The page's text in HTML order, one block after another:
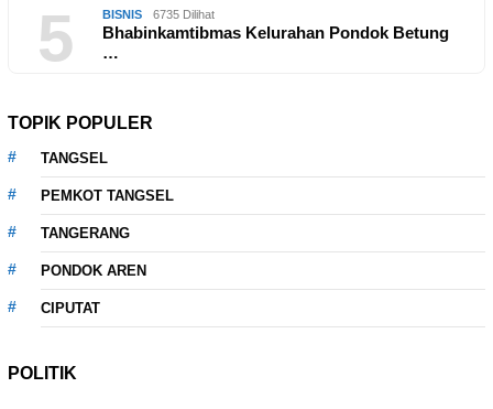
5 BISNIS 6735 Dilihat
Bhabinkamtibmas Kelurahan Pondok Betung
…
TOPIK POPULER
TANGSEL
PEMKOT TANGSEL
TANGERANG
PONDOK AREN
CIPUTAT
POLITIK